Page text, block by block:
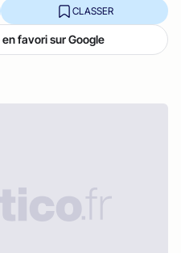
CLASSER
favori sur Google